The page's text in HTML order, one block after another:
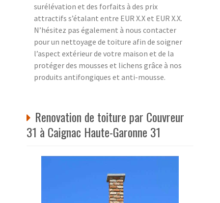
surélévation et des forfaits à des prix
attractifs s’étalant entre EUR X.X et EUR X.X.
N’hésitez pas également à nous contacter
pour un nettoyage de toiture afin de soigner
l’aspect extérieur de votre maison et de la
protéger des mousses et lichens grâce à nos
produits antifongiques et anti-mousse.
Renovation de toiture par Couvreur
31 à Caignac Haute-Garonne 31